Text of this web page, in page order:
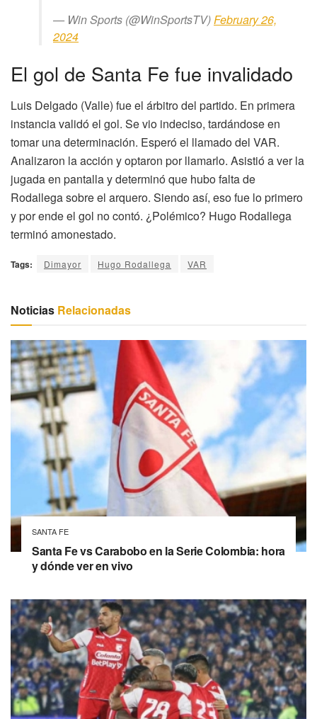
— Win Sports (@WinSportsTV)February 26,
2024
El gol de Santa Fe fue invalidado
Luis Delgado (Valle) fue el árbitro del partido. En primera
instancia validó el gol. Se vio indeciso, tardándose en
tomar una determinación. Esperó el llamado del VAR.
Analizaron la acción y optaron por llamarlo. Asistió a ver la
jugada en pantalla y determinó que hubo falta de
Rodallega sobre el arquero. Siendo así, eso fue lo primero
y por ende el gol no contó. ¿Polémico? Hugo Rodallega
terminó amonestado.
Tags: Dimayor Hugo Rodallega VAR
Noticias Relacionadas
SANTA FE
Santa Fe vs Carabobo en la Serie Colombia: hora
y dónde ver en vivo